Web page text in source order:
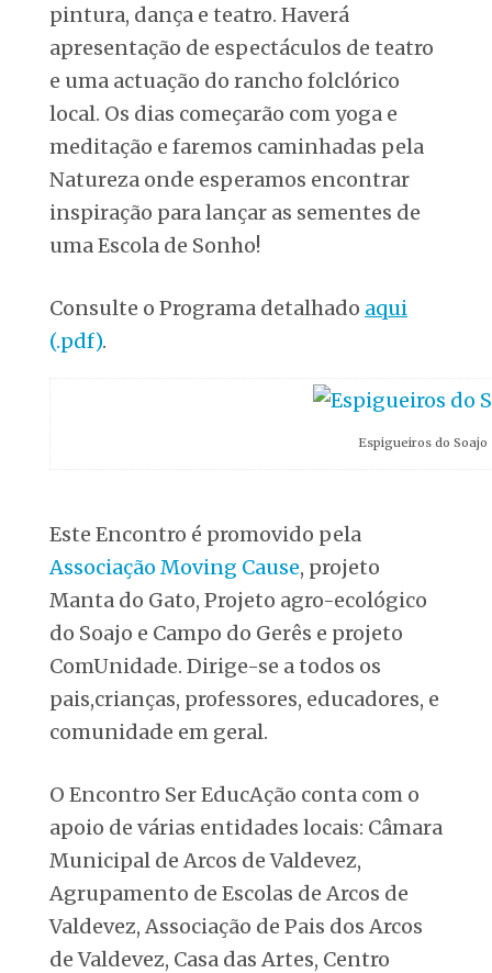
pintura, dança e teatro. Haverá
apresentação de espectáculos de teatro
e uma actuação do rancho folclórico
local. Os dias começarão com yoga e
meditação e faremos caminhadas pela
Natureza onde esperamos encontrar
inspiração para lançar as sementes de
uma Escola de Sonho!
Consulte o Programa detalhado aqui
(.pdf).
Espigueiros do Soajo
Este Encontro é promovido pela
Associação Moving Cause, projeto
Manta do Gato, Projeto agro-ecológico
do Soajo e Campo do Gerês e projeto
ComUnidade. Dirige-se a todos os
pais,crianças, professores, educadores, e
comunidade em geral.
O Encontro Ser EducAção conta com o
apoio de várias entidades locais: Câmara
Municipal de Arcos de Valdevez,
Agrupamento de Escolas de Arcos de
Valdevez, Associação de Pais dos Arcos
de Valdevez, Casa das Artes, Centro